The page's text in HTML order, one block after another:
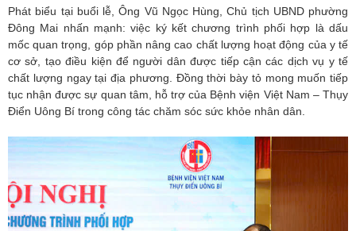
Phát biểu tại buổi lễ, Ông Vũ Ngọc Hùng, Chủ tịch UBND phường
Đông Mai nhấn mạnh: việc ký kết chương trình phối hợp là dấu
mốc quan trọng, góp phần nâng cao chất lượng hoạt động của y tế
cơ sở, tạo điều kiện để người dân được tiếp cận các dịch vụ y tế
chất lượng ngay tại địa phương. Đồng thời bày tỏ mong muốn tiếp
tục nhận được sự quan tâm, hỗ trợ của Bệnh viện Việt Nam – Thụy
Điển Uông Bí trong công tác chăm sóc sức khỏe nhân dân.